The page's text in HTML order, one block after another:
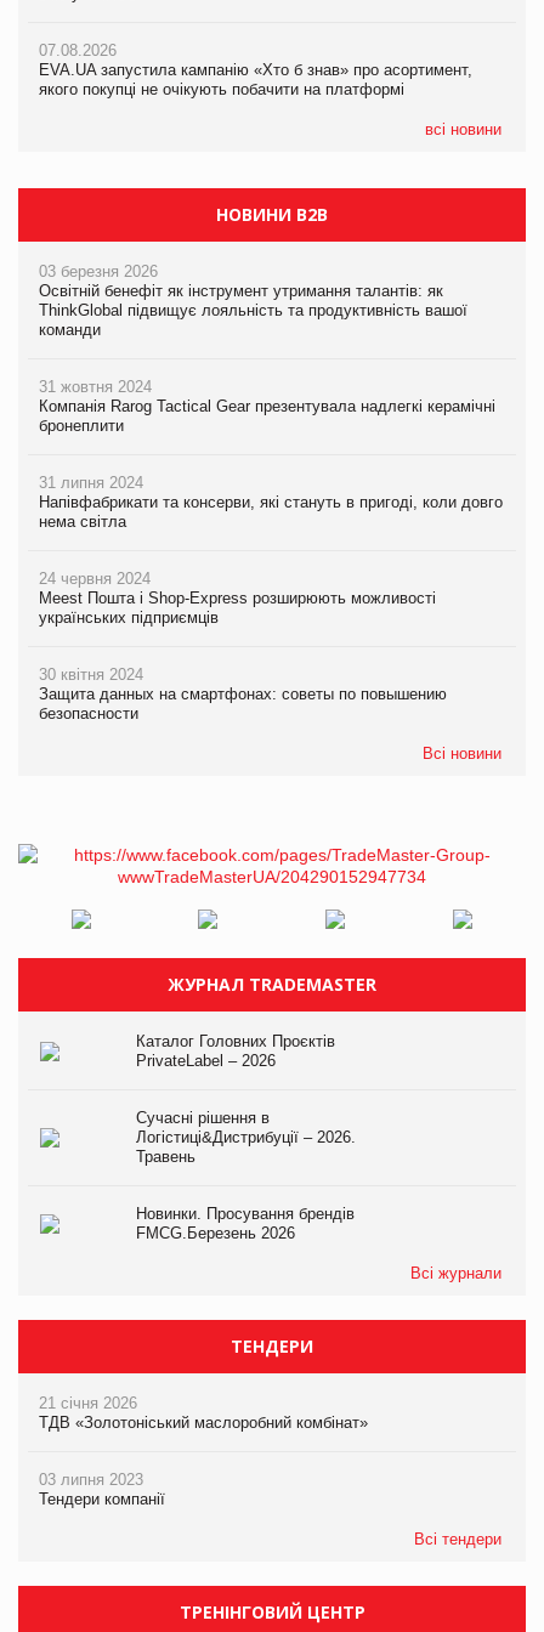
07.08.2026
EVA.UA запустила кампанію «Хто б знав» про асортимент,
якого покупці не очікують побачити на платформі
всі новини
05.08.2026
Мережа супермаркетів VARUS купує мережу магазинів
НОВИНИ B2B
03 березня 2026
Освітній бенефіт як інструмент утримання талантів: як
ThinkGlobal підвищує лояльність та продуктивність вашої
команди
31 жовтня 2024
Компанія Rarog Tactical Gear презентувала надлегкі керамічні
бронеплити
31 липня 2024
Напівфабрикати та консерви, які стануть в пригоді, коли довго
нема світла
24 червня 2024
Meest Пошта і Shop-Express розширюють можливості
українських підприємців
30 квітня 2024
Защита данных на смартфонах: советы по повышению
безопасности
Всі новини
ЖУРНАЛ TRADEMASTER
Каталог Головних Проєктів
PrivateLabel – 2026
Сучасні рішення в
Логістиці&Дистрибуції – 2026.
Травень
Новинки. Просування брендів
FMCG.Березень 2026
Всі журнали
ТЕНДЕРИ
21 січня 2026
ТДВ «Золотоніський маслоробний комбінат»
03 липня 2023
Тендери компанії
Всі тендери
ТРЕНІНГОВИЙ ЦЕНТР